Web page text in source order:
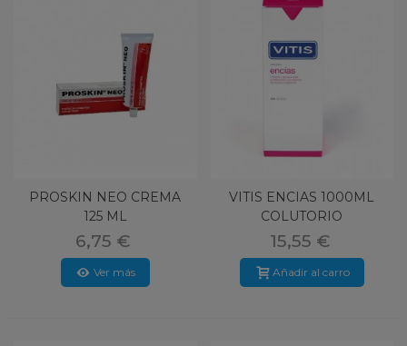
PROSKIN NEO CREMA
125 ML
6,75 €
Ver más
VITIS ENCIAS 1000ML
COLUTORIO
15,55 €
Añadir al carro